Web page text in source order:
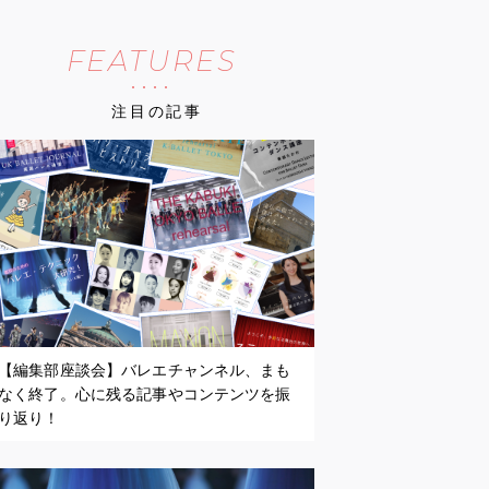
FEATURES
注目の記事
編集部座談会】バレエチャンネル、まも
く終了。心に残る記事やコンテンツを振
返り！